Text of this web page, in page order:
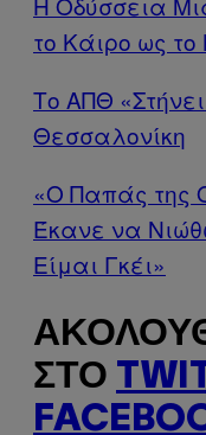
το Κάιρο ως
Το ΑΠΘ
Θεσσαλονίκη
«Ο Παπάς της
Έκανε να
Είμαι Γκέι»
ΣΤΟ